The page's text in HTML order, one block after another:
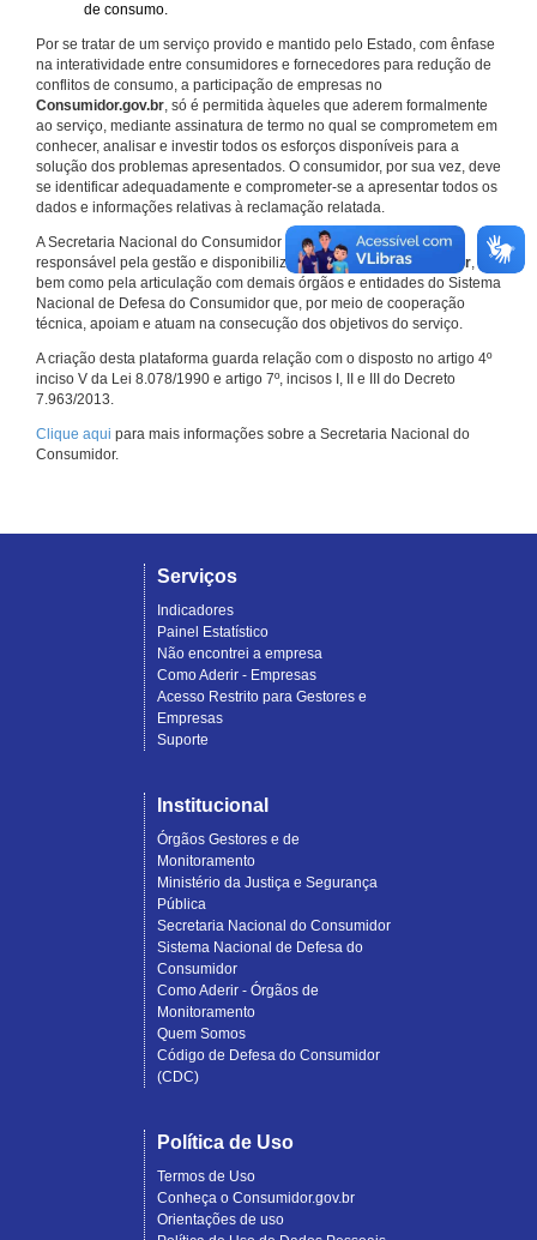
de consumo.
Por se tratar de um serviço provido e mantido pelo Estado, com ênfase
na interatividade entre consumidores e fornecedores para redução de
conflitos de consumo, a participação de empresas no
Consumidor.gov.br, só é permitida àqueles que aderem formalmente
ao serviço, mediante assinatura de termo no qual se comprometem em
conhecer, analisar e investir todos os esforços disponíveis para a
solução dos problemas apresentados. O consumidor, por sua vez, deve
se identificar adequadamente e comprometer-se a apresentar todos os
dados e informações relativas à reclamação relatada.
A Secretaria Nacional do Consumidor do Ministério da Justiça é a
responsável pela gestão e disponibilização doConsumidor.gov.br,
bem como pela articulação com demais órgãos e entidades do Sistema
Nacional de Defesa do Consumidor que, por meio de cooperação
técnica, apoiam e atuam na consecução dos objetivos do serviço.
A criação desta plataforma guarda relação com o disposto no artigo 4º
inciso V da Lei 8.078/1990 e artigo 7º, incisos I, II e III do Decreto
7.963/2013.
Clique aqui para mais informações sobre a Secretaria Nacional do
Consumidor.
Serviços
Indicadores
Painel Estatístico
Não encontrei a empresa
Como Aderir - Empresas
Acesso Restrito para Gestores e
Empresas
Suporte
Institucional
Órgãos Gestores e de
Monitoramento
Ministério da Justiça e Segurança
Pública
Secretaria Nacional do Consumidor
Sistema Nacional de Defesa do
Consumidor
Como Aderir - Órgãos de
Monitoramento
Quem Somos
Código de Defesa do Consumidor
(CDC)
Política de Uso
Termos de Uso
Conheça o Consumidor.gov.br
Orientações de uso